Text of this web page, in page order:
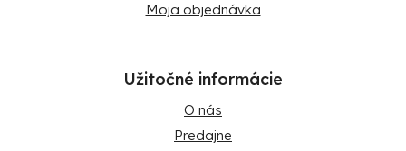
Moja objednávka
Užitočné informácie
O nás
Predajne